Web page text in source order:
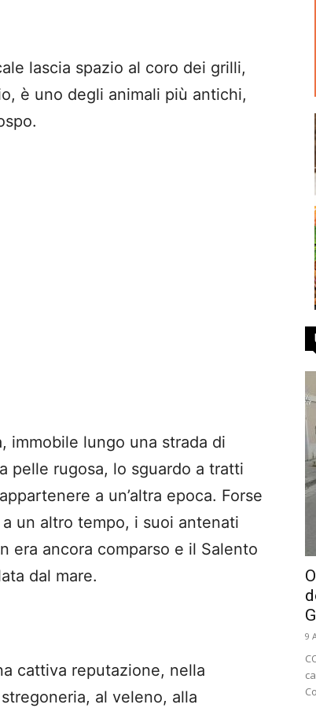
lascia spazio al coro dei grilli,
è uno degli animali più antichi,
immobile lungo una strada di
pelle rugosa, lo sguardo a tratti
a un’altra epoca. Forse
un altro tempo, i suoi antenati
era ancora comparso e il Salento
dal mare.
cattiva reputazione, nella
al veleno, alla
9